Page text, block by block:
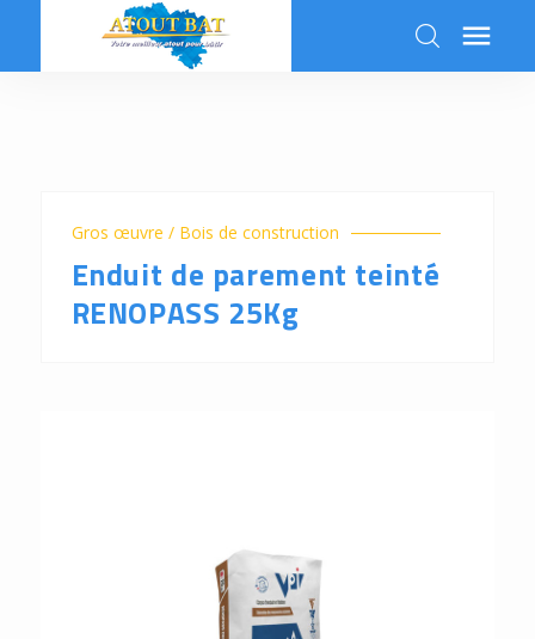
k 
Gros œuvre / Bois de construction
Enduit de parement teinté
RENOPASS 25Kg